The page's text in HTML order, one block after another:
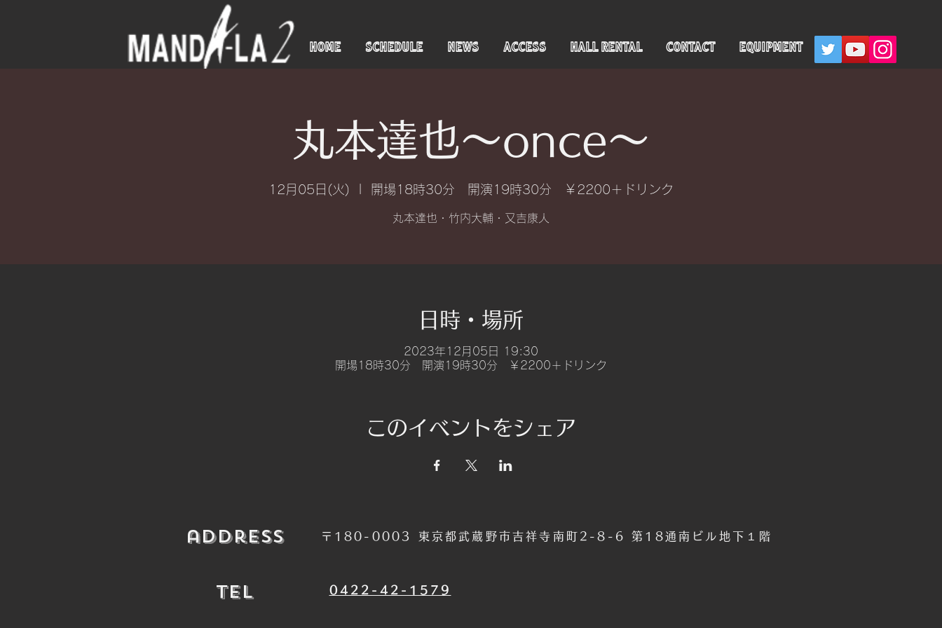
HOME SCHEDULE NEWS ACCESS HALL RENTAL CONTACT EQUIPMENT
丸本達也〜once〜
12月05日(火) 開場18時30分 開演19時30分 ￥2200＋ドリンク
丸本達也・竹内大輔・又吉康人
日時・場所
2023年12月05日 19:30
開場18時30分 開演19時30分 ￥2200＋ドリンク
このイベントをシェア
​address 〒180-0003 東京都武蔵野市吉祥寺南町2-8-6 第18通南ビル地下１階
​TEL ​0422-42-1579